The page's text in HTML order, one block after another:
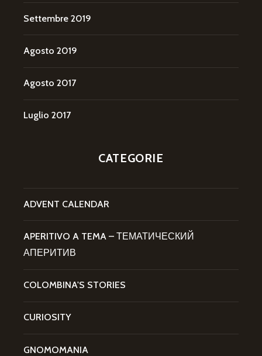
Settembre 2019
Agosto 2019
Agosto 2017
Luglio 2017
CATEGORIE
ADVENT CALENDAR
APERITIVO A TEMA – ТЕМАТИЧЕСКИЙ
АПЕРИТИВ
COLOMBINA'S STORIES
CURIOSITY
GNOMOMANIA